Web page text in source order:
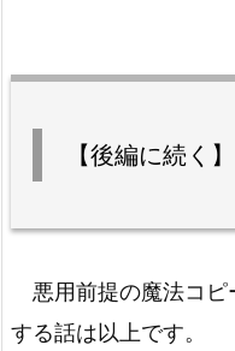
【後編に続く】
悪用前提の魔法コピ
する話は以上です。